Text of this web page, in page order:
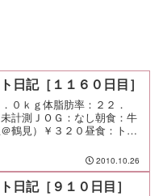
日記［１１６０日目］
０ｋｇ体脂肪率：２２．
計測ＪＯＧ：なし朝食：牛
鶴見）￥３２０昼食：トリ
せ後に軽く一杯＠水天宮前間
台や＠渋谷の盛りはハンパ
2010.10.26
日記［９１０日目］